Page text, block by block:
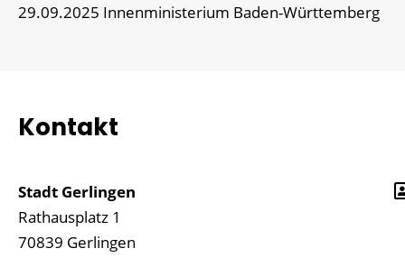
29.09.2025 Innenministerium Baden-Württemberg
Kontakt
Stadt Gerlingen
Rathausplatz 1
70839 Gerlingen